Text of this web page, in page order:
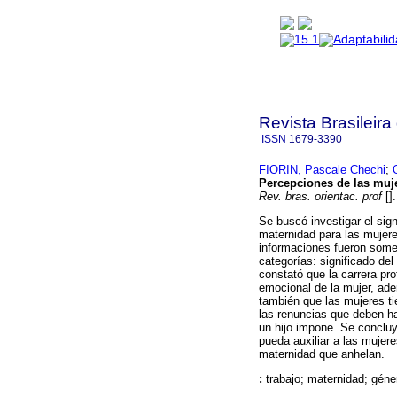
Revista Brasileira
ISSN 1679-3390
FIORIN, Pascale Chechi;
Percepciones de las
Rev. bras. orientac. prof[].
Se buscó investigar el
maternidad para las
informaciones fueron
categorías: significado
constató que la carrera
emocional de la mujer,
también que las mujeres
las renuncias que deben
un hijo impone. Se
pueda auxiliar a las
maternidad que anhelan.
: trabajo; maternidad;